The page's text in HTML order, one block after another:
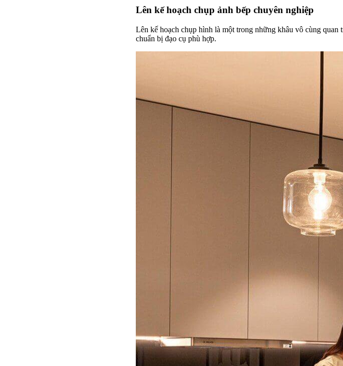
Lên kế hoạch chụp ảnh bếp chuyên nghiệp
Lên kế hoạch chụp hình là một trong những khâu vô cùng
chuẩn bị đạo cụ phù hợp.